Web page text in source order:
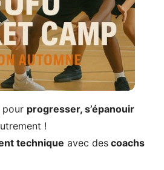
pour progresser, s’épanouir
!
technique avec des coachs